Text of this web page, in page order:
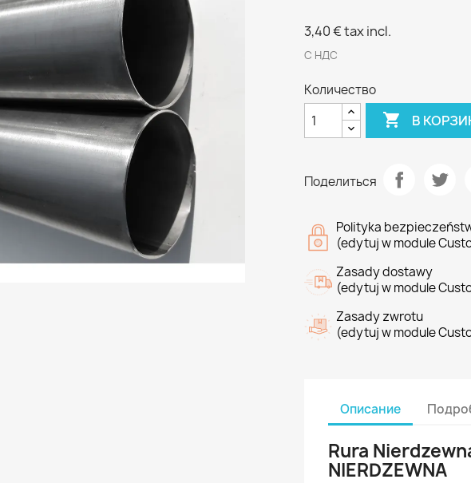
3,40 €tax incl.
С НДС
Количество
 В
Поделиться
Polityka
(edytuj w module
Zasady dostawy
(edytuj w module
Zasady zwrotu
(edytuj w module
Описание
Rura
NIERDZEWNA